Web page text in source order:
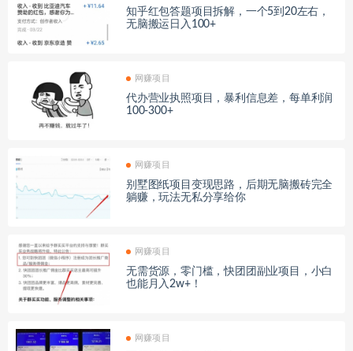
知乎红包答题项目拆解，一个5到20左右，
无脑搬运日入100+
网赚项目
代办营业执照项目，暴利信息差，每单利润
100-300+
网赚项目
别墅图纸项目变现思路，后期无脑搬砖完全
躺赚，玩法无私分享给你
网赚项目
无需货源，零门槛，快团团副业项目，小白
也能月入2w+！
网赚项目